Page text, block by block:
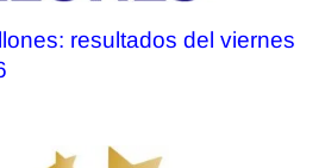
resultados del viernes